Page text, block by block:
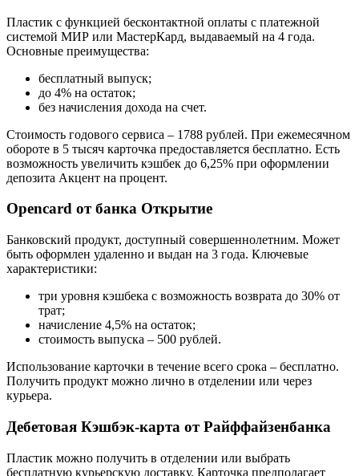
Пластик с функцией бесконтактной оплаты с платежной
системой МИР или МастерКард, выдаваемый на 4 года.
Основные преимущества:
бесплатный выпуск;
до 4% на остаток;
без начисления дохода на счет.
Стоимость годового сервиса – 1788 рублей. При ежемесячном
обороте в 5 тысяч карточка предоставляется бесплатно. Есть
возможность увеличить кэшбек до 6,25% при оформлении
депозита Акцент на процент.
Opencard от банка Открытие
Банковский продукт, доступный совершеннолетним. Может
быть оформлен удаленно и выдан на 3 года. Ключевые
характеристики:
три уровня кэшбека с возможность возврата до 30% от
трат;
начисление 4,5% на остаток;
стоимость выпуска – 500 рублей.
Использование карточки в течение всего срока – бесплатно.
Получить продукт можно лично в отделении или через
курьера.
Дебетовая Кэшбэк-карта от Райффайзенбанка
Пластик можно получить в отделении или выбрать
бесплатную курьерскую доставку. Карточка предполагает